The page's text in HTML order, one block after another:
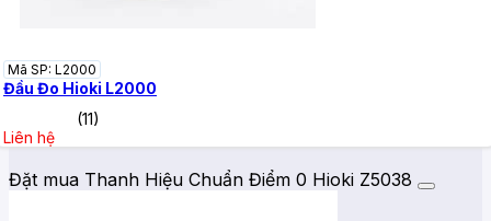
Mã SP: L2000
Đầu Đo Hioki L2000
(11)
Liên hệ
Đặt mua Thanh Hiệu Chuẩn Điểm 0 Hioki Z5038